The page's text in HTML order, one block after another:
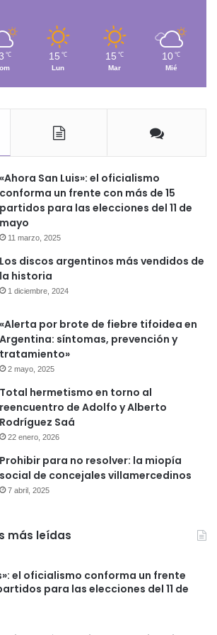
℃ 15 ℃
Lun
15 ℃
Mar
10 ℃
Mié
«Ahora San Luis»: el oficialismo
conforma un frente con más de 15
partidos para las elecciones del 11 de
mayo
11 marzo, 2025
Los discos argentinos más vendidos de
la historia
1 diciembre, 2024
«Alerta por brote de fiebre tifoidea en
Argentina: síntomas, prevención y
tratamiento»
2 mayo, 2025
Total hermetismo en torno al
reencuentro de Adolfo y Alberto
Rodríguez Saá
22 enero, 2026
Prohibir para no resolver: la miopía
social de concejales villamercedinos
7 abril, 2025
más leídas
el oficialismo conforma un frente
para las elecciones del 11 de